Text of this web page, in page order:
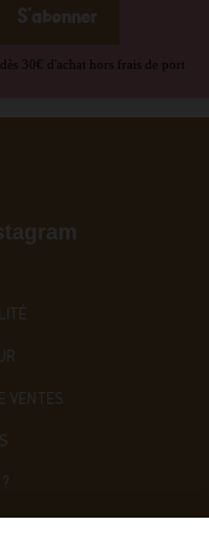
30€ d'achat hors frais de port
VENTES